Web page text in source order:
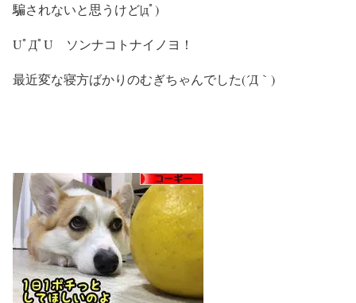
騙されないと思うけど|дﾟ)
UﾟДﾟU ソンナコトナイノヨ！
最近変な寝方ばかりのむぎちゃんでした(´Д｀)